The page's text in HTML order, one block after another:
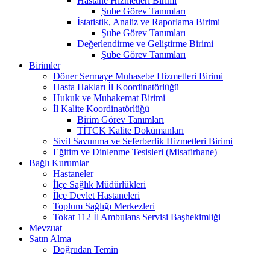
Şube Görev Tanımları
İstatistik, Analiz ve Raporlama Birimi
Şube Görev Tanımları
Değerlendirme ve Geliştirme Birimi
Şube Görev Tanımları
Birimler
Döner Sermaye Muhasebe Hizmetleri Birimi
Hasta Hakları İl Koordinatörlüğü
Hukuk ve Muhakemat Birimi
İl Kalite Koordinatörlüğü
Birim Görev Tanımları
TİTCK Kalite Dokümanları
Sivil Savunma ve Seferberlik Hizmetleri Birimi
Eğitim ve Dinlenme Tesisleri (Misafirhane)
Bağlı Kurumlar
Hastaneler
İlçe Sağlık Müdürlükleri
İlçe Devlet Hastaneleri
Toplum Sağlığı Merkezleri
Tokat 112 İl Ambulans Servisi Başhekimliği
Mevzuat
Satın Alma
Doğrudan Temin